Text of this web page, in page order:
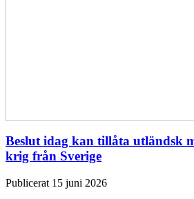
Beslut idag kan tillåta utländsk
krig från Sverige
Publicerat 15 juni 2026